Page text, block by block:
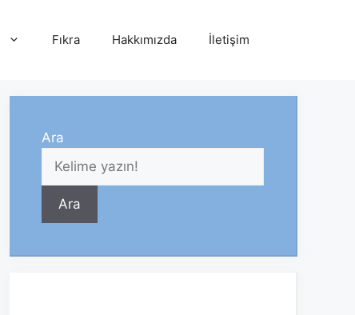
Fıkra Hakkımızda İletişim
Ara
Ara